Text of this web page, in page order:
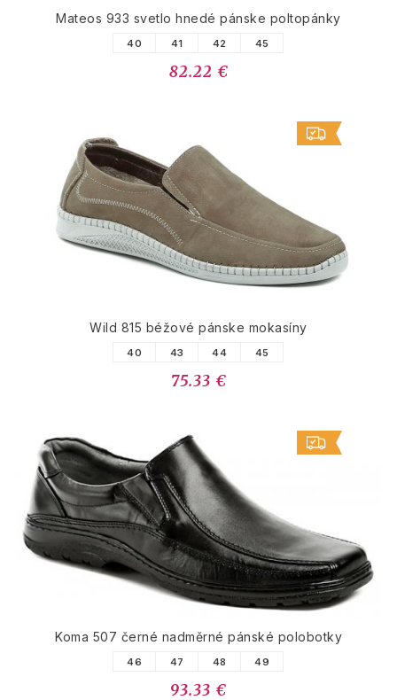
Mateos 933 svetlo hnedé pánske poltopánky
40 41 42 45
82.22 €
Wild 815 béžové pánske mokasíny
40 43 44 45
75.33 €
Koma 507 černé nadměrné pánské polobotky
46 47 48 49
93.33 €